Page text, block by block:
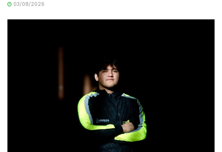
03/08/2026